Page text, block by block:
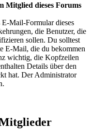
Mitglied dieses Forums
E-Mail-Formular dieses
die Benutzer, die
sollen. Du solltest
E-Mail, die du bekommen
wichtig, die Kopfzeilen
Details über den
hat. Der Administrator